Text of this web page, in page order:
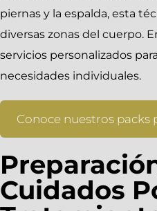
piernas y la espalda, esta
diversas zonas del cuerpo.
servicios personalizados
necesidades individuales.
Conoce nuestros packs
Cuidados